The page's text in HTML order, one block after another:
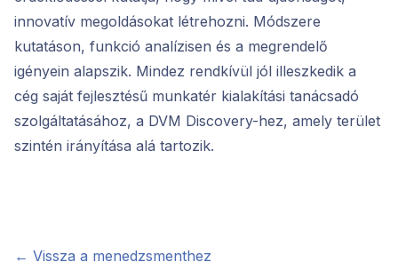
innovatív megoldásokat létrehozni. Módszere
kutatáson, funkció analízisen és a megrendelő
igényein alapszik. Mindez rendkívül jól illeszkedik a
cég saját fejlesztésű munkatér kialakítási tanácsadó
szolgáltatásához, a DVM Discovery-hez, amely terület
szintén irányítása alá tartozik.
← Vissza a menedzsmenthez